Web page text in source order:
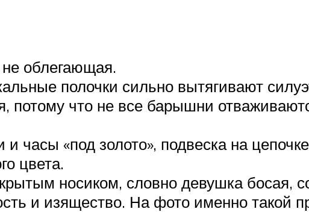
облегающая.
полочки сильно вытягивают
потому что не все барышни
часы «под золото», подвеска на
цвета.
носиком, словно девушка босая,
и изящество. На фото именно такой